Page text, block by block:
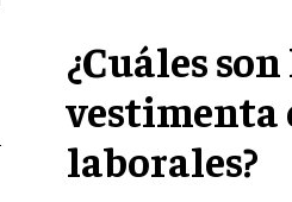
¿Cuáles
vestimenta
laborales?